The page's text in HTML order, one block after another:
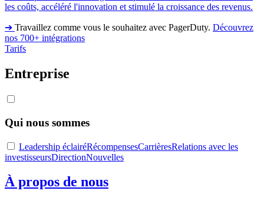
les coûts, accéléré l'innovation et stimulé la croissance des revenus.
➔ Travaillez comme vous le souhaitez avec PagerDuty. Découvrez
nos 700+ intégrations
Tarifs
Entreprise
Qui nous sommes
Leadership éclairéRécompensesCarrièresRelations avec les
investisseursDirectionNouvelles
À propos de nous